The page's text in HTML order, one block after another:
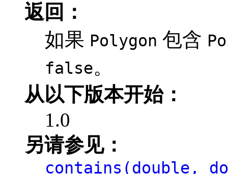
返回：
如果 Polygon 包含
false。
从以下版本开始：
1.0
另请参见：
contains(double,